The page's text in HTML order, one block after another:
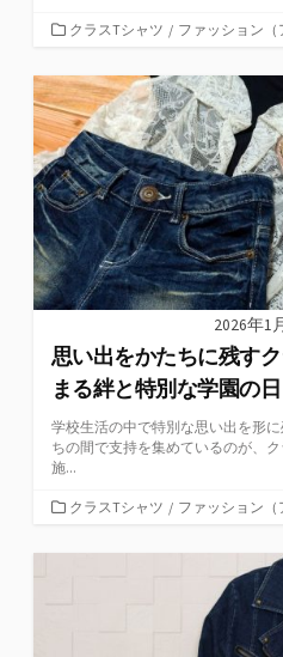
カ
ゴ
リ
ー
クラスTシャツ / ファッション（
2026年1
思い出をかたちに残す
まる絆と特別な学園の
学校生活の中で特別な思い出を形
ちの間で支持を集めているのが、
施...
カ
ゴ
クラスTシャツ / ファッション（